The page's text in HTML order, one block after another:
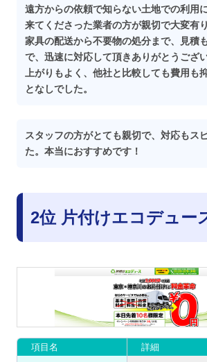
遠方からの依頼で知らない土地での利用
来てくださった業者の方が親切で大変有
家具の配送から不要物の処分まで、見積
で、迅速に対応して頂きありがとうござ
上がりもよく、他社と比較しても費用も
となしでした。
スタッフの方がとても親切で、対応もス
た。本当におすすめです！
2位 片付けエコデュー
項目名 詳細